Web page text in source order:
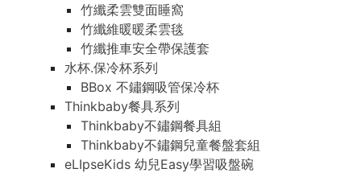
竹纖柔雲雙面睡窩
竹纖維暖暖柔雲毯
竹纖推車安全帶保護套
水杯.保冷杯系列
BBox 不鏽鋼吸管保冷杯
Thinkbaby餐具系列
Thinkbaby不鏽鋼餐具組
Thinkbaby不鏽鋼兒童餐盤套組
eLIpseKids 幼兒Easy學習吸盤碗